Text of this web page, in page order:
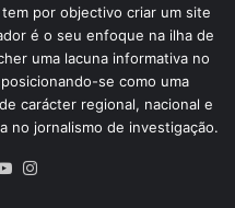
por objectivo criar um site
é o seu enfoque na ilha de
uma lacuna informativa no
se como uma
carácter regional, nacional e
no jornalismo de investigação.
YouTube